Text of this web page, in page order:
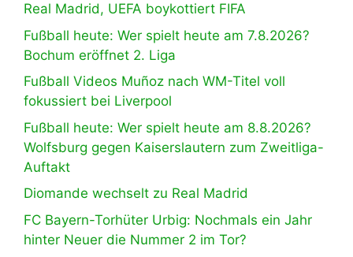
Real Madrid, UEFA boykottiert FIFA
Fußball heute: Wer spielt heute am 7.8.2026?
Bochum eröffnet 2. Liga
Fußball Videos Muñoz nach WM-Titel voll
fokussiert bei Liverpool
Fußball heute: Wer spielt heute am 8.8.2026?
Wolfsburg gegen Kaiserslautern zum Zweitliga-
Auftakt
Diomande wechselt zu Real Madrid
FC Bayern-Torhüter Urbig: Nochmals ein Jahr
hinter Neuer die Nummer 2 im Tor?